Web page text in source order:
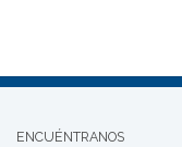
ENCUÉNTRANOS